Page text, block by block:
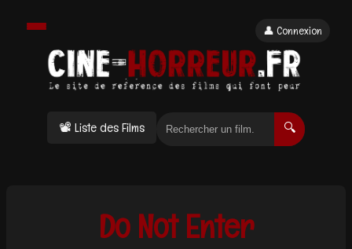
📽 Liste des Films 🔍
👤 Connexion
Do Not Enter